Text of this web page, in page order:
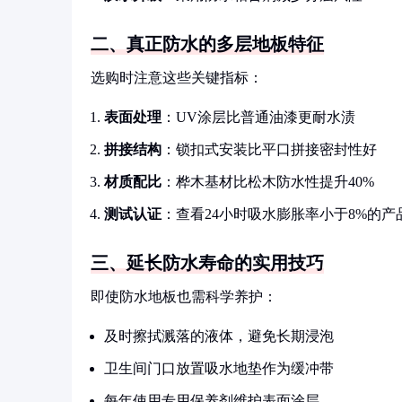
二、真正防水的多层地板特征
选购时注意这些关键指标：
表面处理 ：UV涂层比普通油漆更耐水渍
拼接结构 ：锁扣式安装比平口拼接密封性好
材质配比 ：桦木基材比松木防水性提升40%
测试认证 ：查看24小时吸水膨胀率小于8%的产
三、延长防水寿命的实用技巧
即使防水地板也需科学养护：
及时擦拭溅落的液体，避免长期浸泡
卫生间门口放置吸水地垫作为缓冲带